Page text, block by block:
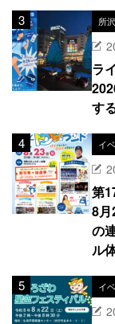
所
ラ
す
イ
第
8月
の
ル
イ